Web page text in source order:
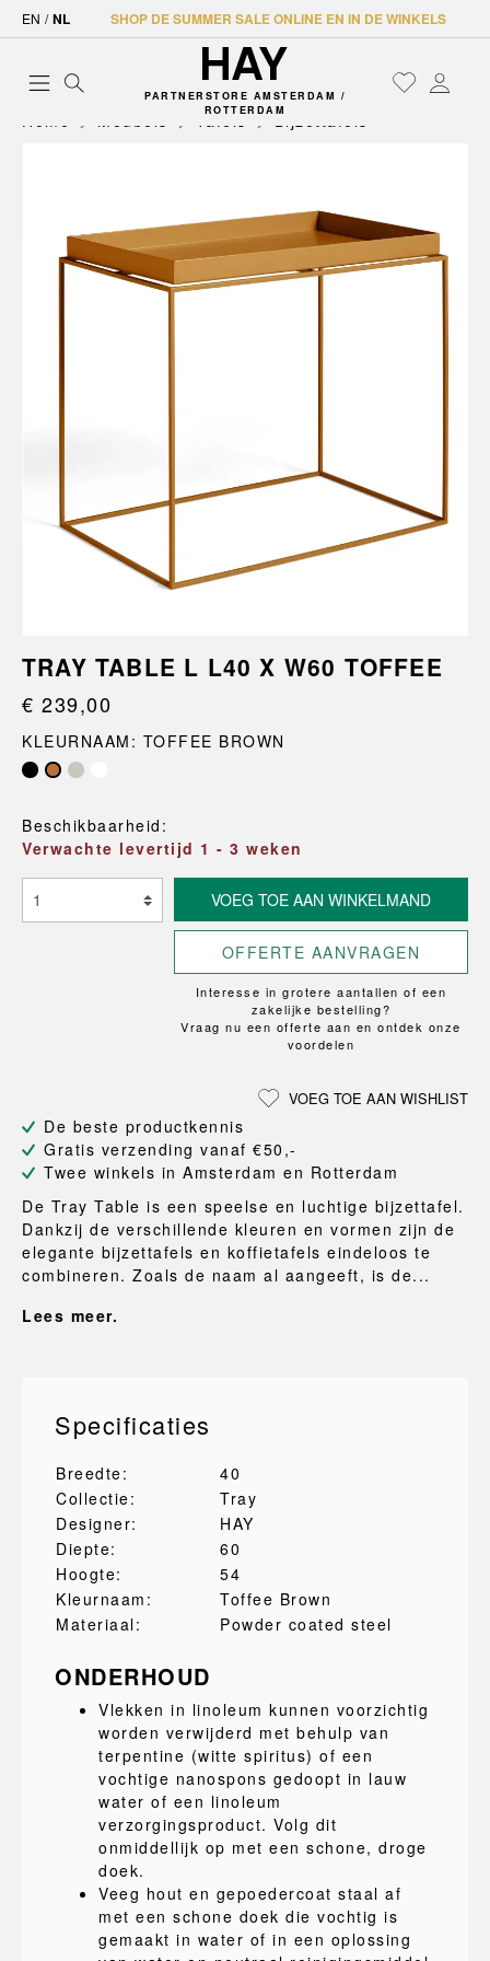
EN / NL SHOP DE SUMMER SALE ONLINE EN IN DE WINKELS
PARTNERSTORE AMSTERDAM /
ROTTERDAM
Home Meubels Tafels Bijzettafels
TRAY TABLE L L40 X W60 TOFFEE
€ 239,00
KLEURNAAM: TOFFEE BROWN
Beschikbaarheid:
Verwachte levertijd 1 - 3 weken
VOEG TOE AAN WINKELMAND
OFFERTE AANVRAGEN
Interesse in grotere aantallen of een
zakelijke bestelling?
Vraag nu een offerte aan en ontdek onze
voordelen
VOEG TOE AAN WISHLIST
De beste productkennis
Gratis verzending vanaf €50,-
Twee winkels in Amsterdam en Rotterdam
De Tray Table is een speelse en luchtige bijzettafel.
Dankzij de verschillende kleuren en vormen zijn de
elegante bijzettafels en koffietafels eindeloos te
combineren. Zoals de naam al aangeeft, is de...
Lees meer.
Specificaties
Breedte:
40
Collectie:
Tray
Designer:
HAY
Diepte:
60
Hoogte:
54
Kleurnaam:
Toffee Brown
Materiaal:
Powder coated steel
ONDERHOUD
Vlekken in linoleum kunnen voorzichtig
worden verwijderd met behulp van
terpentine (witte spiritus) of een
vochtige nanospons gedoopt in lauw
water of een linoleum
verzorgingsproduct. Volg dit
onmiddellijk op met een schone, droge
doek.
Veeg hout en gepoedercoat staal af
met een schone doek die vochtig is
gemaakt in water of in een oplossing